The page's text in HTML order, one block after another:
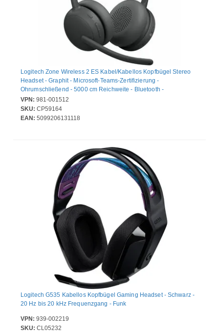
Logitech Zone Wireless 2 ES Kabel/Kabellos Kopfbügel Stereo
Headset - Graphit - Microsoft-Teams-Zertifizierung -
Ohrumschließend - 5000 cm Reichweite - Bluetooth -
Geräuschunterdrückung Mikrophon - Geräuschunterdrückung -
Host-Schnittstelle: USB-Typ C
VPN: 981-001512
SKU: CP59164
EAN: 5099206131118
Logitech G535 Kabellos Kopfbügel Gaming Headset - Schwarz -
20 Hz bis 20 kHz Frequenzgang - Funk
VPN: 939-002219
SKU: CL05232